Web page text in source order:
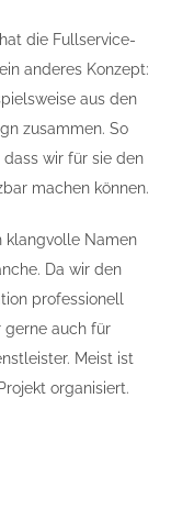
die Fullservice-
anderes Konzept:
aus den
zusammen. So
dass wir für sie den
machen können.
klangvolle Namen
Da wir den
professionell
gerne auch für
Meist ist
organisiert.